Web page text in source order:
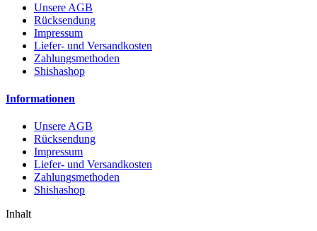
Unsere AGB
Rücksendung
Impressum
Liefer- und Versandkosten
Zahlungsmethoden
Shishashop
Informationen
Unsere AGB
Rücksendung
Impressum
Liefer- und Versandkosten
Zahlungsmethoden
Shishashop
Inhalt